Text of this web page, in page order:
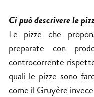
Ci può descrivere le
Le pizze che
preparate con
controcorrente
quali le pizze sono
come il Gruyère